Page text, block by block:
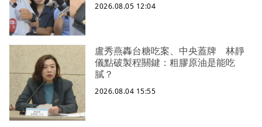
2026.08.05 12:04
盧秀燕轟台糖吃案、中央蓋牌 林靜
儀點破製程關鍵：粗膠原油是能吃
膩？
2026.08.04 15:55